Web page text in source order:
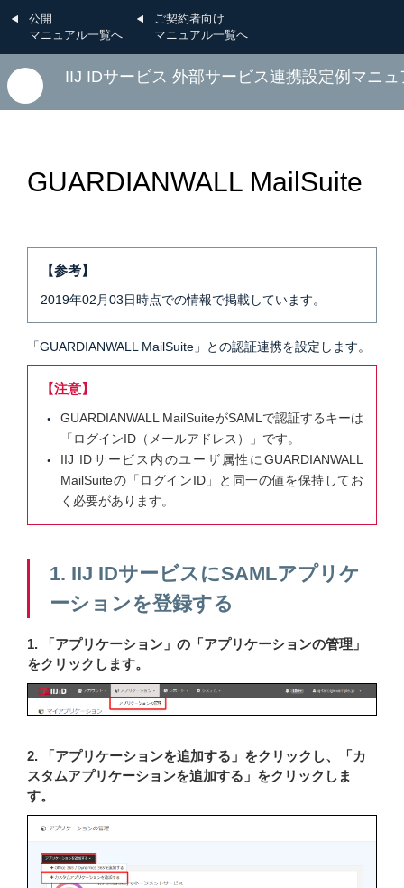
公開
マニュアル一覧へ
ご契約者向け
マニュアル一覧へ
IIJ IDサービス 外部サービス連携設定例マニュ
GUARDIANWALL MailSuite
【参考】
2019年02月03日時点での情報で掲載しています。
「GUARDIANWALL MailSuite」との認証連携を設定します。
【注意】
GUARDIANWALL MailSuiteがSAMLで認証するキーは
「ログインID（メールアドレス）」です。
IIJ IDサービス内のユーザ属性にGUARDIANWALL
MailSuiteの「ログインID」と同一の値を保持してお
く必要があります。
1. IIJ IDサービスにSAMLアプリケ
ーションを登録する
1. 「アプリケーション」の「アプリケーションの管理」
をクリックします。
2. 「アプリケーションを追加する」をクリックし、「カ
スタムアプリケーションを追加する」をクリックしま
す。